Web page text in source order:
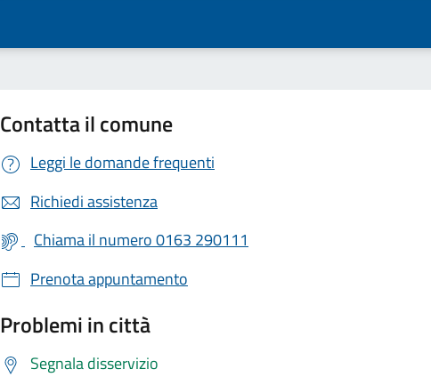
Contatta il comune
Leggi le domande frequenti
Richiedi assistenza
Chiama il numero 0163 290111
Prenota appuntamento
Problemi in città
Segnala disservizio